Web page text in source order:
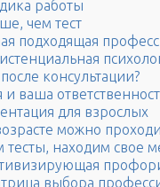
работы
чем тест
подходящая
консультации?
и ваша
для взрослых
можно
находим свое
выбора